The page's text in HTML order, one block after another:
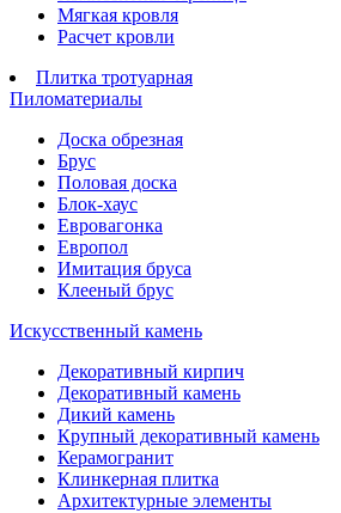
Мягкая кровля
Расчет кровли
Плитка тротуарная
Пиломатериалы
Доска обрезная
Брус
Половая доска
Блок-хаус
Евровагонка
Европол
Имитация бруса
Клееный брус
Искусственный камень
Декоративный кирпич
Декоративный камень
Дикий камень
Крупный декоративный камень
Керамогранит
Клинкерная плитка
Архитектурные элементы